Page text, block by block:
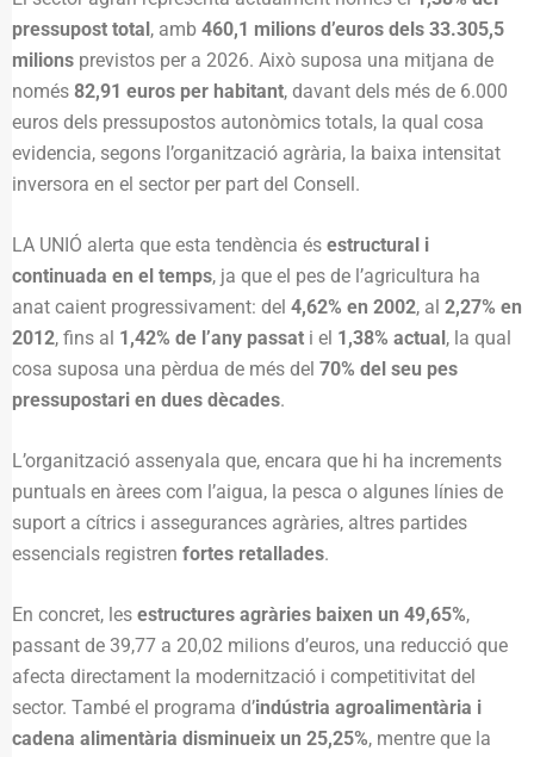
pressupost total , amb 460,1 milions d’euros dels 33.305,5
milions previstos per a 2026. Això suposa una mitjana de
només 82,91 euros per habitant, davant dels més de 6.000
euros dels pressupostos autonòmics totals, la qual cosa
evidencia, segons l’organització agrària, la baixa intensitat
inversora en el sector per part del Consell.
LA UNIÓ alerta que esta tendència és estructural i
continuada en el temps, ja que el pes de l’agricultura ha
anat caient progressivament: del 4,62% en 2002, al 2,27% en
2012, fins al 1,42% de l’any passat i el 1,38% actual , la qual
cosa suposa una pèrdua de més del 70% del seu pes
pressupostari en dues dècades.
L’organització assenyala que, encara que hi ha increments
puntuals en àrees com l’aigua, la pesca o algunes línies de
suport a cítrics i assegurances agràries, altres partides
essencials registren fortes retallades.
En concret, les estructures agràries baixen un 49,65%,
passant de 39,77 a 20,02 milions d’euros, una reducció que
afecta directament la modernització i competitivitat del
sector. També el programa d’indústria agroalimentària i
cadena alimentària disminueix un 25,25%, mentre que la